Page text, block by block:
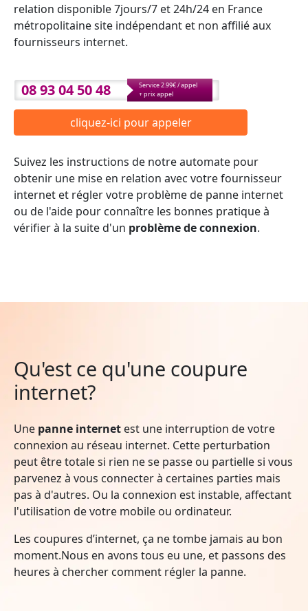
relation disponible 7jours/7 et 24h/24 en France
métropolitaine site indépendant et non affilié aux
fournisseurs internet.
08 93 04 50 48
Service 2.99€ / appel
+ prix appel
cliquez-ici pour appeler
Suivez les instructions de notre automate pour
obtenir une mise en relation avec votre fournisseur
internet et régler votre problème de panne internet
ou de l'aide pour connaître les bonnes pratique à
vérifier à la suite d'un problème de connexion.
Qu'est ce qu'une coupure
internet?
Une panne internet est une interruption de votre
connexion au réseau internet. Cette perturbation
peut être totale si rien ne se passe ou partielle si vous
parvenez à vous connecter à certaines parties mais
pas à d'autres. Ou la connexion est instable, affectant
l'utilisation de votre mobile ou ordinateur.
Les coupures d’internet, ça ne tombe jamais au bon
moment.Nous en avons tous eu une, et passons des
heures à chercher comment régler la panne.